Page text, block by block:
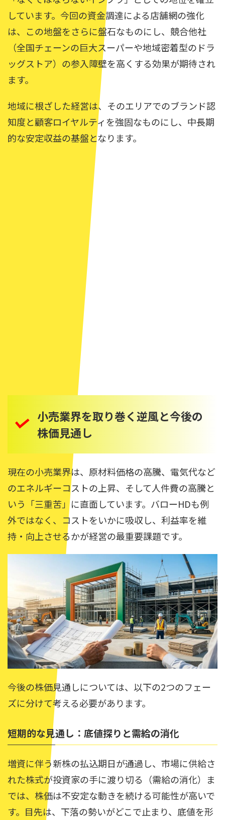
しています。今回の資金調達による店舗網の強化
は、この地盤をさらに盤石なものにし、競合他社
（全国チェーンの巨大スーパーや地域密着型のドラ
ッグストア）の参入障壁を高くする効果が期待され
ます。
地域に根ざした経営は、そのエリアでのブランド認
知度と顧客ロイヤルティを強固なものにし、中長期
的な安定収益の基盤となります。
小売業界を取り巻く逆風と今後の
株価見通し
現在の小売業界は、原材料価格の高騰、電気代など
のエネルギーコストの上昇、そして人件費の高騰と
いう「三重苦」に直面しています。バローHDも例
外ではなく、コストをいかに吸収し、利益率を維
持・向上させるかが経営の最重要課題です。
今後の株価見通しについては、以下の2つのフェー
ズに分けて考える必要があります。
短期的な見通し：底値探りと需給の消化
増資に伴う新株の払込期日が通過し、市場に供給さ
れた株式が投資家の手に渡り切る（需給の消化）ま
では、株価は不安定な動きを続ける可能性が高いで
す。目先は、下落の勢いがどこで止まり、底値を形